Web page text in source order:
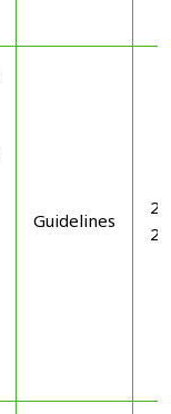
Guidelines